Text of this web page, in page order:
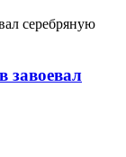
завоевал